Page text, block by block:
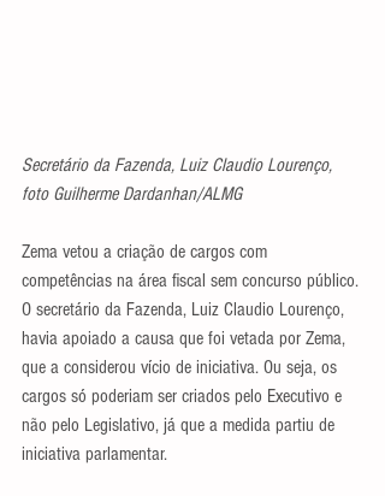
Secretário da Fazenda, Luiz Claudio Lourenço,
foto Guilherme Dardanhan/ALMG
Zema vetou a criação de cargos com
competências na área fiscal sem concurso público.
O secretário da Fazenda, Luiz Claudio Lourenço,
havia apoiado a causa que foi vetada por Zema,
que a considerou vício de iniciativa. Ou seja, os
cargos só poderiam ser criados pelo Executivo e
não pelo Legislativo, já que a medida partiu de
iniciativa parlamentar.